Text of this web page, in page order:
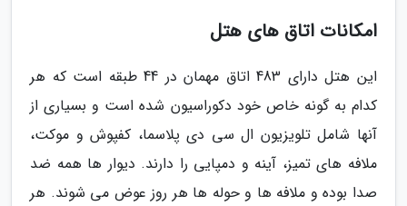
امکانات اتاق های هتل
این هتل دارای 483 اتاق مهمان در 44 طبقه است که هر
کدام به گونه خاص خود دکوراسیون شده است و بسیاری از
آنها شامل تلویزیون ال سی دی پلاسما، کفپوش و موکت،
ملافه های تمیز، آینه و دمپایی را دارند. دیوار ها همه ضد
صدا بوده و ملافه ها و حوله ها هر روز عوض می شوند. هر